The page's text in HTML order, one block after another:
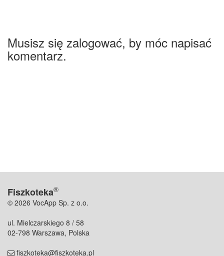
Musisz się zalogować, by móc napisać
komentarz.
Fiszkoteka®
© 2026 VocApp Sp. z o.o.
ul. Mielczarskiego 8 / 58
02-798 Warszawa, Polska
fiszkoteka@fiszkoteka.pl